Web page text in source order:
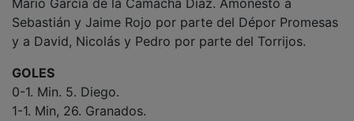
Mario García de la Camacha Díaz. Amonestó a
Sebastián y Jaime Rojo por parte del Dépor Promesas
y a David, Nicolás y Pedro por parte del Torrijos.
GOLES
0-1. Min. 5. Diego.
1-1. Min, 26. Granados.